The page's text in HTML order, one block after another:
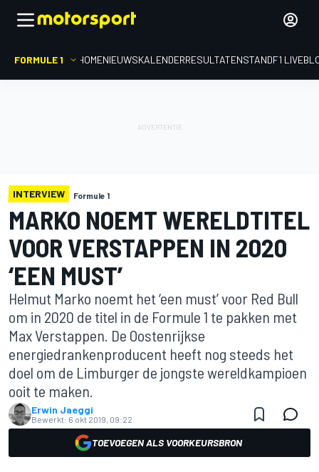
FORMULE 1 HOMENIEUWSKALENDERRESULTATENSTANDF1
INTERVIEW Formule 1
MARKO NOEMT WERELDTITEL
VOOR VERSTAPPEN IN 2020
‘EEN MUST’
Helmut Marko noemt het ‘een must’ voor Red Bull
om in 2020 de titel in de Formule 1 te pakken met
Max Verstappen. De Oostenrijkse
energiedrankenproducent heeft nog steeds het
doel om de Limburger de jongste wereldkampioen
ooit te maken.
Erwin Jaeggi
Bewerkt: 6 okt 2019, 09:22
TOEVOEGEN ALS VOORKEURSBRON